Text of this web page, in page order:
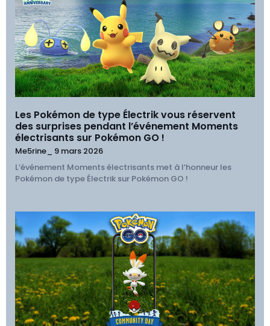
Les Pokémon de type Électrik vous réservent
des surprises pendant l’événement Moments
électrisants sur Pokémon GO !
Me5rine_ 9 mars 2026
L’événement Moments électrisants met à l’honneur les
Pokémon de type Électrik sur Pokémon GO !